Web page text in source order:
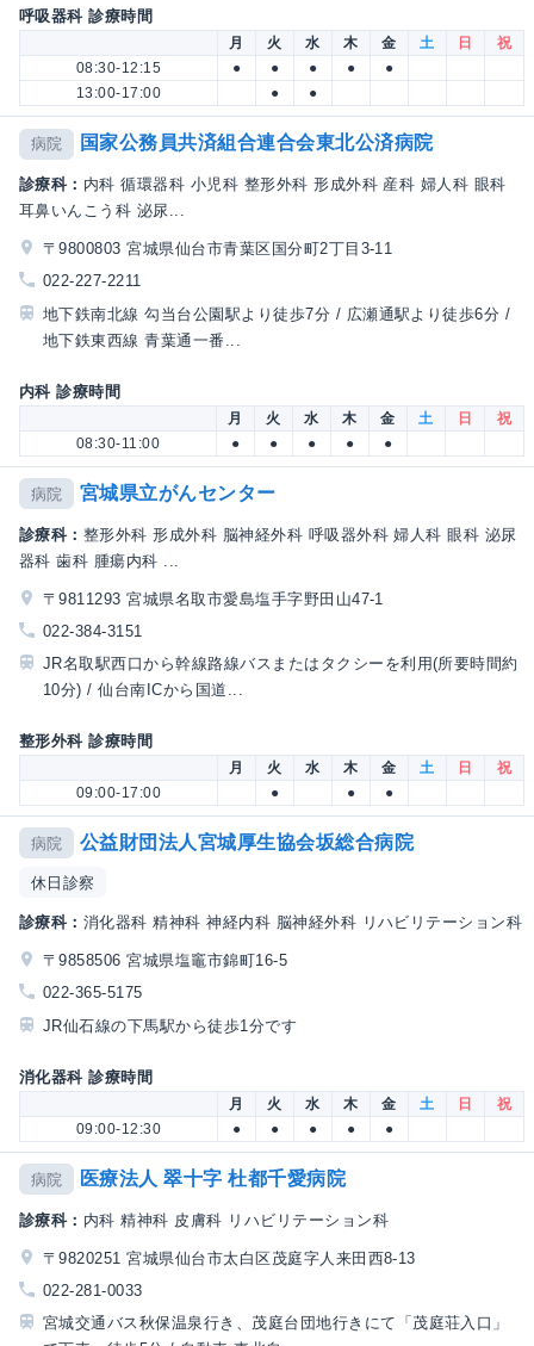
呼吸器科 診療時間
月 火 水 木 金 土 日
祝
08:30-12:15
● ● ● ●
●
13:00-17:00
● ●
病院 国家公務員共済組合連合会東北公済病院
診療科： 内科 循環器科 小児科 整形外科 形成外科 産科 婦人科 眼科
耳鼻いんこう科 泌尿...
〒9800803 宮城県仙台市青葉区国分町2丁目3-11
022-227-2211
地下鉄南北線 勾当台公園駅より徒歩7分 / 広瀬通駅より徒歩6分 /
地下鉄東西線 青葉通一番...
内科 診療時間
月 火 水 木 金 土 日
祝
08:30-11:00
● ● ● ● ●
病院 宮城県立がんセンター
診療科： 整形外科 形成外科 脳神経外科 呼吸器外科 婦人科 眼科 泌尿
器科 歯科 腫瘍内科 ...
〒9811293 宮城県名取市愛島塩手字野田山47-1
022-384-3151
JR名取駅西口から幹線路線バスまたはタクシーを利用(所要時間約
10分) / 仙台南ICから国道...
整形外科 診療時間
月 火 水 木 金 土 日
祝
09:00-17:00
● ● ●
病院 公益財団法人宮城厚生協会坂総合病院
休日診察
診療科： 消化器科 精神科 神経内科 脳神経外科 リハビリテーション科
〒9858506 宮城県塩竈市錦町16-5
022-365-5175
JR仙石線の下馬駅から徒歩1分です
消化器科 診療時間
月 火 水 木 金 土 日
祝
09:00-12:30
● ● ● ● ●
病院 医療法人 翠十字 杜都千愛病院
診療科： 内科 精神科 皮膚科 リハビリテーション科
〒9820251 宮城県仙台市太白区茂庭字人来田西8-13
022-281-0033
宮城交通バス秋保温泉行き、茂庭台団地行きにて「茂庭荘入口」